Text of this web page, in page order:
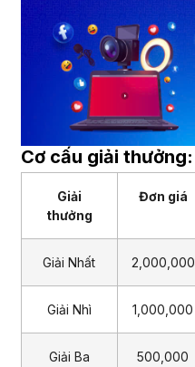
Cơ cấu giải thưởng:
Giải
thưởng
Đơn giá
Giải Nhất 2,000,000
Giải Nhì 1,000,000
Giải Ba 500,000